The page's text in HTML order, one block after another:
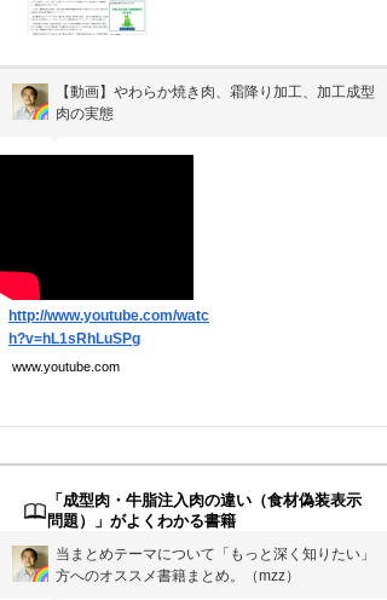
【動画】やわらか焼き肉、霜降り加工、加工成型
肉の実態
http://www.youtube.com/watc
h?v=hL1sRhLuSPg
www.youtube.com
「成型肉・牛脂注入肉の違い（食材偽装表示
問題）」がよくわかる書籍
当まとめテーマについて「もっと深く知りたい」
方へのオススメ書籍まとめ。（mzz）